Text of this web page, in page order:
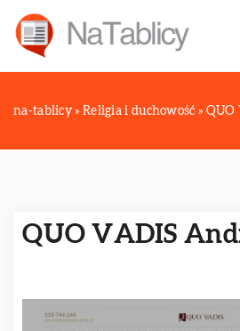
na-tablicy » Religia i duchowość » QUO
QUO VADIS